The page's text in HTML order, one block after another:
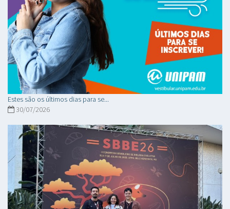
Estes são os últimos dias para se...
30/07/2026